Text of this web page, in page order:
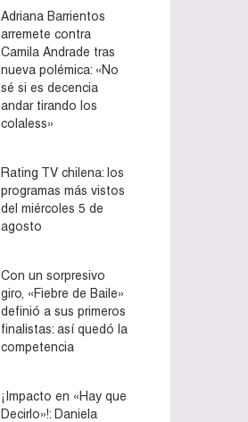
Adriana Barrientos
arremete contra
Camila Andrade tras
nueva polémica: «No
sé si es decencia
andar tirando los
colaless»
Rating TV chilena: los
programas más vistos
del miércoles 5 de
agosto
Con un sorpresivo
giro, «Fiebre de Baile»
definió a sus primeros
finalistas: así quedó la
competencia
¡Impacto en «Hay que
Decirlo»!: Daniela